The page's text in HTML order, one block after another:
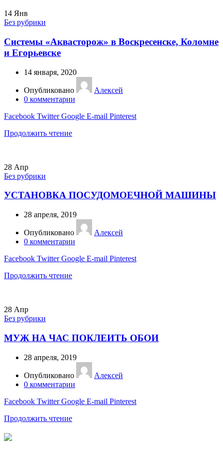
14 Янв
Без рубрики
Системы «Аквасторож» в Воскресенске, Коломне
и Егорьевске
14 января, 2020
Опубликовано
Алексей
0 комментарии
Facebook Twitter Google E-mail Pinterest
Продолжить чтение
28 Апр
Без рубрики
УСТАНОВКА ПОСУДОМОЕЧНОЙ МАШИНЫ
28 апреля, 2019
Опубликовано
Алексей
0 комментарии
Facebook Twitter Google E-mail Pinterest
Продолжить чтение
28 Апр
Без рубрики
МУЖ НА ЧАС ПОКЛЕИТЬ ОБОИ
28 апреля, 2019
Опубликовано
Алексей
0 комментарии
Facebook Twitter Google E-mail Pinterest
Продолжить чтение